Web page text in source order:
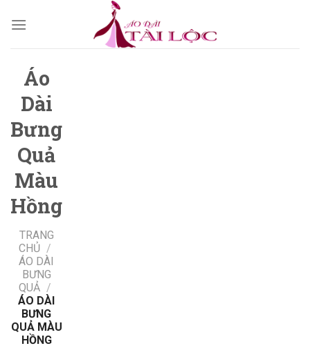
Áo
Dài
Bưng
Quả
Màu
Hồng
TRANG
CHỦ /
ÁO DÀI
BƯNG
QUẢ /
ÁO DÀI
BƯNG
QUẢ MÀU
HỒNG